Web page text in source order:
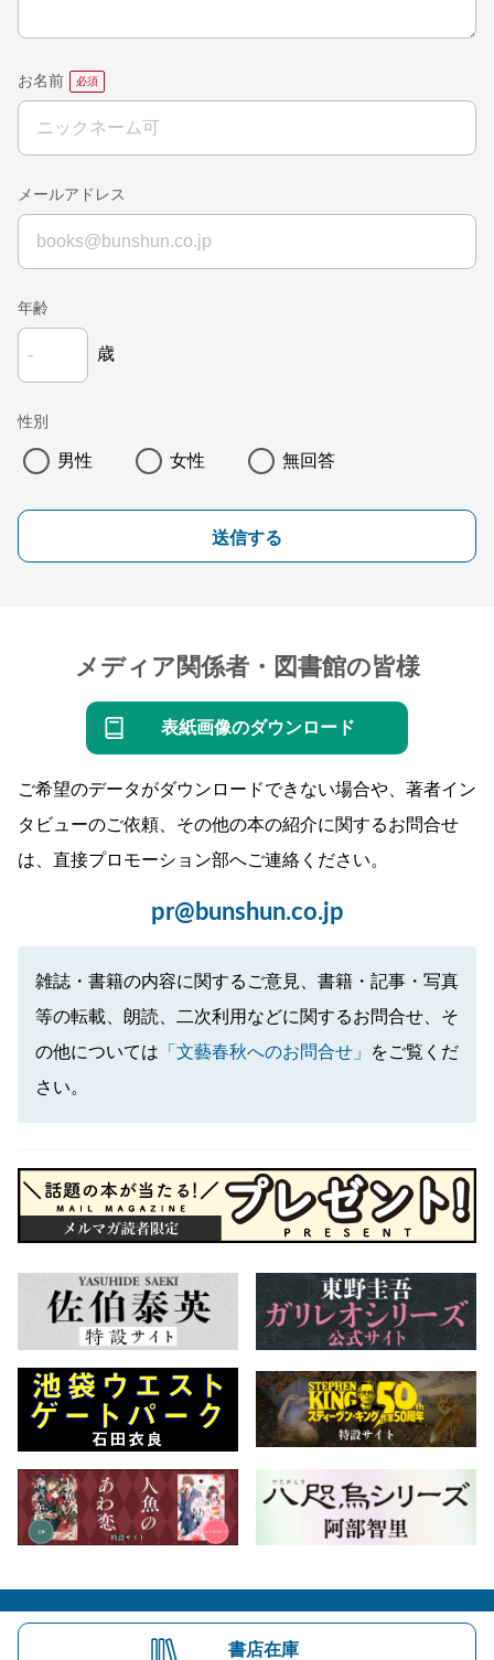
お名前
メールアドレス
年齢
歳
性別
男性 女性 無回答
送信する
メディア関係者・図書館の皆様
表紙画像のダウンロード
ご希望のデータがダウンロードできない場合や、著者イン
タビューのご依頼、その他の本の紹介に関するお問合せ
は、直接プロモーション部へご連絡ください。
pr@bunshun.co.jp
雑誌・書籍の内容に関するご意見、書籍・記事・写真
等の転載、朗読、二次利用などに関するお問合せ、そ
の他については 「文藝春秋へのお問合せ」
をご覧くだ
さい。
書店在庫
会社概要 自費出版のご案内 お問合せ
株式会社文藝春秋 文春オンライン Number Web